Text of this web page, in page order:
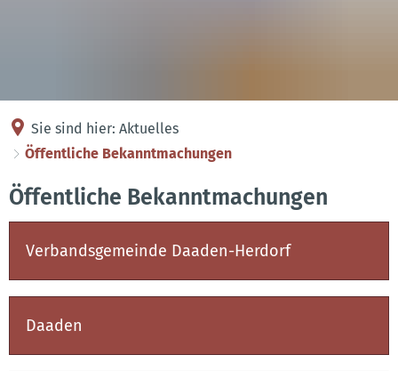
Sie sind hier: Aktuelles
Öffentliche Bekanntmachungen
Öffentliche
Bekanntmachungen
Öffentliche Bekanntmachungen
Verbandsgemeinde Daaden-Herdorf
Daaden